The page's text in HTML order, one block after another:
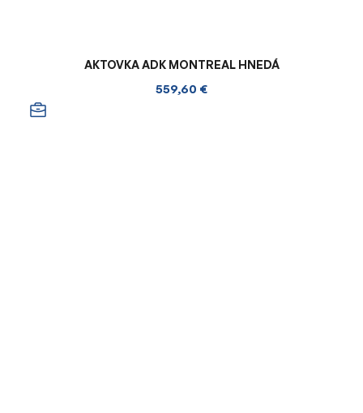
AKTOVKA ADK MONTREAL HNEDÁ
559,60 €